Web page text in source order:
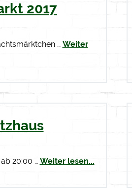
2017
… Weiter
20:00 … Weiter lesen...